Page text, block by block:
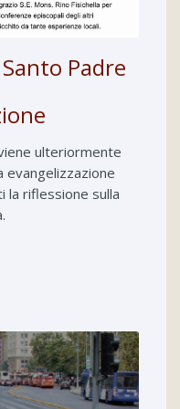
Padre
ulteriormente
evangelizzazione
la riflessione sulla